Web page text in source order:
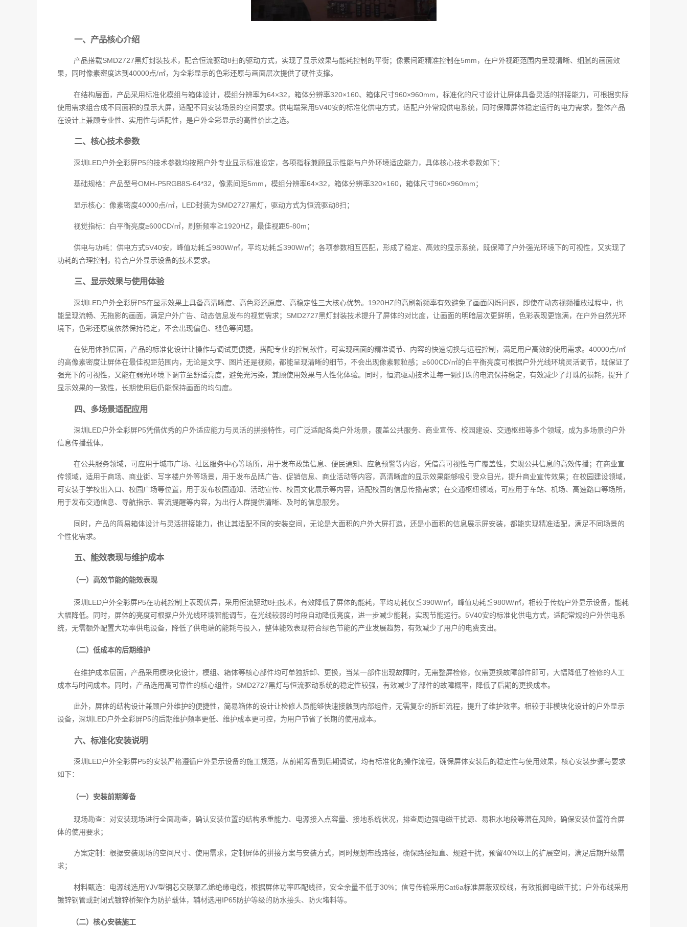
一、产品核心介绍
产品搭载SMD2727黑灯封装技术，配合恒流驱动8扫的驱动方式，实现了显示效果与能耗控制的平衡；像素间距精准控制在5mm，在户外视距范围内呈现清晰、细腻的画面效
果，同时像素密度达到40000点/㎡，为全彩显示的色彩还原与画面层次提供了硬件支撑。
在结构层面，产品采用标准化模组与箱体设计，模组分辨率为64×32，箱体分辨率320×160、箱体尺寸960×960mm，标准化的尺寸设计让屏体具备灵活的拼接能力，可根据实际
使用需求组合成不同面积的显示大屏，适配不同安装场景的空间要求。供电端采用5V40安的标准化供电方式，适配户外常规供电系统，同时保障屏体稳定运行的电力需求，整体产品
在设计上兼顾专业性、实用性与适配性，是户外全彩显示的高性价比之选。
二、核心技术参数
深圳LED户外全彩屏P5的技术参数均按照户外专业显示标准设定，各项指标兼顾显示性能与户外环境适应能力，具体核心技术参数如下：
基础规格：产品型号OMH-P5RGB8S-64*32，像素间距5mm，模组分辨率64×32，箱体分辨率320×160，箱体尺寸960×960mm；
显示核心：像素密度40000点/㎡，LED封装为SMD2727黑灯，驱动方式为恒流驱动8扫；
视觉指标：白平衡亮度≥600CD/㎡，刷新频率≧1920HZ，最佳视距5-80m；
供电与功耗：供电方式5V40安，峰值功耗≦980W/㎡，平均功耗≦390W/㎡；各项参数相互匹配，形成了稳定、高效的显示系统，既保障了户外强光环境下的可视性，又实现了
功耗的合理控制，符合户外显示设备的技术要求。
三、显示效果与使用体验
深圳LED户外全彩屏P5在显示效果上具备高清晰度、高色彩还原度、高稳定性三大核心优势。1920HZ的高刷新频率有效避免了画面闪烁问题，即使在动态视频播放过程中，也
能呈现流畅、无拖影的画面，满足户外广告、动态信息发布的视觉需求；SMD2727黑灯封装技术提升了屏体的对比度，让画面的明暗层次更鲜明，色彩表现更饱满，在户外自然光环
境下，色彩还原度依然保持稳定，不会出现偏色、褪色等问题。
在使用体验层面，产品的标准化设计让操作与调试更便捷，搭配专业的控制软件，可实现画面的精准调节、内容的快速切换与远程控制，满足用户高效的使用需求。40000点/㎡
的高像素密度让屏体在最佳视距范围内，无论是文字、图片还是视频，都能呈现清晰的细节，不会出现像素颗粒感；≥600CD/㎡的白平衡亮度可根据户外光线环境灵活调节，既保证了
强光下的可视性，又能在弱光环境下调节至舒适亮度，避免光污染，兼顾使用效果与人性化体验。同时，恒流驱动技术让每一颗灯珠的电流保持稳定，有效减少了灯珠的损耗，提升了
显示效果的一致性，长期使用后仍能保持画面的均匀度。
四、多场景适配应用
深圳LED户外全彩屏P5凭借优秀的户外适应能力与灵活的拼接特性，可广泛适配各类户外场景，覆盖公共服务、商业宣传、校园建设、交通枢纽等多个领域，成为多场景的户外
信息传播载体。
在公共服务领域，可应用于城市广场、社区服务中心等场所，用于发布政策信息、便民通知、应急预警等内容，凭借高可视性与广覆盖性，实现公共信息的高效传播；在商业宣
传领域，适用于商场、商业街、写字楼户外等场景，用于发布品牌广告、促销信息、商业活动等内容，高清晰度的显示效果能够吸引受众目光，提升商业宣传效果；在校园建设领域，
可安装于学校出入口、校园广场等位置，用于发布校园通知、活动宣传、校园文化展示等内容，适配校园的信息传播需求；在交通枢纽领域，可应用于车站、机场、高速路口等场所，
用于发布交通信息、导航指示、客流提醒等内容，为出行人群提供清晰、及时的信息服务。
同时，产品的简易箱体设计与灵活拼接能力，也让其适配不同的安装空间，无论是大面积的户外大屏打造，还是小面积的信息展示屏安装，都能实现精准适配，满足不同场景的
个性化需求。
五、能效表现与维护成本
（一）高效节能的能效表现
深圳LED户外全彩屏P5在功耗控制上表现优异，采用恒流驱动8扫技术，有效降低了屏体的能耗，平均功耗仅≦390W/㎡，峰值功耗≦980W/㎡，相较于传统户外显示设备，能耗
大幅降低。同时，屏体的亮度可根据户外光线环境智能调节，在光线较弱的时段自动降低亮度，进一步减少能耗，实现节能运行。5V40安的标准化供电方式，适配常规的户外供电系
统，无需额外配置大功率供电设备，降低了供电端的能耗与投入，整体能效表现符合绿色节能的产业发展趋势，有效减少了用户的电费支出。
（二）低成本的后期维护
在维护成本层面，产品采用模块化设计，模组、箱体等核心部件均可单独拆卸、更换，当某一部件出现故障时，无需整屏检修，仅需更换故障部件即可，大幅降低了检修的人工
成本与时间成本。同时，产品选用高可靠性的核心组件，SMD2727黑灯与恒流驱动系统的稳定性较强，有效减少了部件的故障概率，降低了后期的更换成本。
此外，屏体的结构设计兼顾户外维护的便捷性，简易箱体的设计让检修人员能够快速接触到内部组件，无需复杂的拆卸流程，提升了维护效率。相较于非模块化设计的户外显示
设备，深圳LED户外全彩屏P5的后期维护频率更低、维护成本更可控，为用户节省了长期的使用成本。
六、标准化安装说明
深圳LED户外全彩屏P5的安装严格遵循户外显示设备的施工规范，从前期筹备到后期调试，均有标准化的操作流程，确保屏体安装后的稳定性与使用效果，核心安装步骤与要求
如下：
（一）安装前期筹备
现场勘查：对安装现场进行全面勘查，确认安装位置的结构承重能力、电源接入点容量、接地系统状况，排查周边强电磁干扰源、易积水地段等潜在风险，确保安装位置符合屏
体的使用要求；
方案定制：根据安装现场的空间尺寸、使用需求，定制屏体的拼接方案与安装方式，同时规划布线路径，确保路径短直、规避干扰，预留40%以上的扩展空间，满足后期升级需
求；
材料甄选：电源线选用YJV型铜芯交联聚乙烯绝缘电缆，根据屏体功率匹配线径，安全余量不低于30%；信号传输采用Cat6a标准屏蔽双绞线，有效抵御电磁干扰；户外布线采用
镀锌钢管或封闭式镀锌桥架作为防护载体，辅材选用IP65防护等级的防水接头、防火堵料等。
（二）核心安装施工